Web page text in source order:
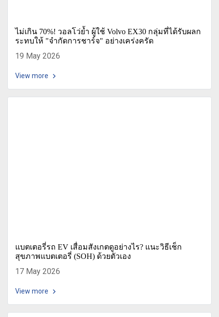
ไม่เกิน 70%! วอลโว่ย้ำ ผู้ใช้ Volvo EX30 กลุ่มที่ได้รับผลก
ระทบให้ "จำกัดการชาร์จ" อย่างเคร่งครัด
19 May 2026
View more
แบตเตอรี่รถ EV เสื่อมสังเกตดูอย่างไร? แนะวิธีเช็ก
สุขภาพแบตเตอรี่ (SOH) ด้วยตัวเอง
17 May 2026
View more